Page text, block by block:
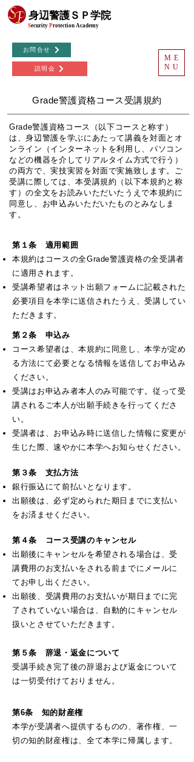
身辺警護ＳＰ学院
Security Protection Academy
ME
NU
お問合せ
説明会
​Grade警護資格コース受講規約
Grade警護資格コース（以下コースと称す）
は、身辺警護を学ぶにあたって講義を対面とオ
ンライン（インターネットを利用し、パソコン
などの機器を介してリアルタイム方式で行う）
の両方で、実技実習を対面で実施致します。​ご
受講に際しては、本受講規約（以下本規約と称
す）の全文をお読みいただいたうえで本規約に
同意し、お申込みいただいたものとみなしま
す。
第１条 適用範囲
本規約はコースの全Grade警護資格の全受講者
に適用されます。
​受講希望者はネット出願フォームに記載された
必要項目を本学に送信されたうえ、受講してい
ただきます。
第２条 申込み
コース希望者は、本規約に同意し、本学が定め
る方法にて必要となる情報を送信してお申込み
ください。
受講はお申込み者本人のみ可能です。従って受
講されるご本人が出願手続きを行ってくださ
い。
受講者は、お申込み時に送信した情報に変更が
生じた際、速やかに本学へお知らせください。
第３条 支払方法
​銀行振込にて前払いとなります。
出願後は、必ず定められた期日までに支払い
をお済ませください。
第４条 コース受講のキャンセル
出願後にキャンセルを希望される場合は、受
講費用のお支払いをされる前まで​にメールに
てお申し出ください。​​
出願後、受講費用のお支払いが期日までに完
了されていない場合は、自動的にキャンセル
扱いとさせていただきます。​​
第５条 辞退・返金について
受講手続き完了後の辞退および返金について
は一切受付けておりません。
第6条 知的財産権
本学が受講者へ提供するものの、著作権、一
切の知的財産権は、全て本学に帰属します。​​​​​